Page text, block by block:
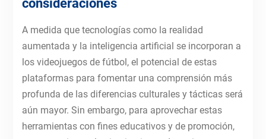
consideraciones
A medida que tecnologías como la realidad
aumentada y la inteligencia artificial se incorporan a
los videojuegos de fútbol, el potencial de estas
plataformas para fomentar una comprensión más
profunda de las diferencias culturales y tácticas será
aún mayor. Sin embargo, para aprovechar estas
herramientas con fines educativos y de promoción,